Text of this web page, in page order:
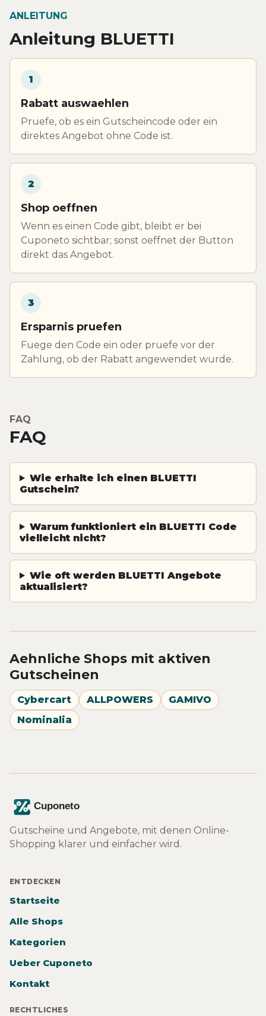
ANLEITUNG
Anleitung BLUETTI
1
Rabatt auswaehlen
Pruefe, ob es ein Gutscheincode oder ein
direktes Angebot ohne Code ist.
2
Shop oeffnen
Wenn es einen Code gibt, bleibt er bei
Cuponeto sichtbar; sonst oeffnet der Button
direkt das Angebot.
3
Ersparnis pruefen
Fuege den Code ein oder pruefe vor der
Zahlung, ob der Rabatt angewendet wurde.
FAQ
FAQ
Wie erhalte ich einen BLUETTI
Gutschein?
Warum funktioniert ein BLUETTI Code
vielleicht nicht?
Wie oft werden BLUETTI Angebote
aktualisiert?
Aehnliche Shops mit aktiven
Gutscheinen
Cybercart ALLPOWERS
GAMIVO
Nominalia
Gutscheine und Angebote, mit denen Online-
Shopping klarer und einfacher wird.
ENTDECKEN
Startseite
Alle Shops
Kategorien
Ueber Cuponeto
Kontakt
RECHTLICHES